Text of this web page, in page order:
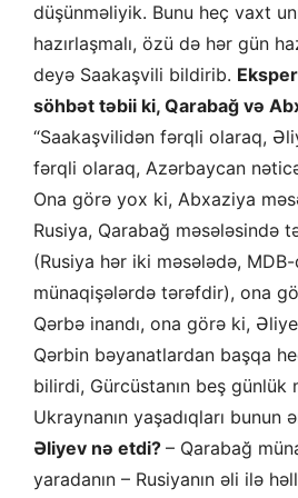
düşünməliyik. Bunu heç vaxt
hazırlaşmalı, özü də hər gün
deyə Saakaşvili bildirib.
söhbət təbii ki, Qarabağ və
“Saakaşvilidən fərqli olaraq,
fərqli olaraq, Azərbaycan
Ona görə yox ki, Abxaziya
Rusiya, Qarabağ məsələsində
(Rusiya hər iki məsələdə,
münaqişələrdə tərəfdir), ona
Qərbə inandı, ona görə ki,
Qərbin bəyanatlardan başqa
bilirdi, Gürcüstanın beş günlük
Ukraynanın yaşadıqları bunun
Əliyev nə etdi? – Qarabağ
yaradanın – Rusiyanın əli ilə